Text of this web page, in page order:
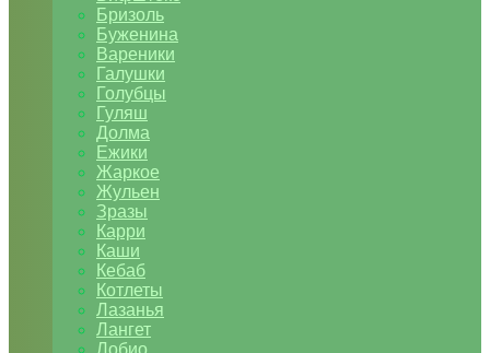
Бризоль
Буженина
Вареники
Галушки
Голубцы
Гуляш
Долма
Ежики
Жаркое
Жульен
Зразы
Карри
Каши
Кебаб
Котлеты
Лазанья
Лангет
Лобио